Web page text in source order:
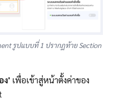
รูปแบบที่ 1 ปรากฏท้าย Section
ง' เพื่อเข้าสู่หน้าตั้งค่าของ